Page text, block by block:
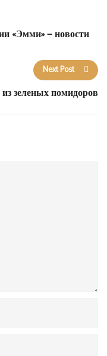
«Эмми» — новости
Next Post
зеленых помидоров